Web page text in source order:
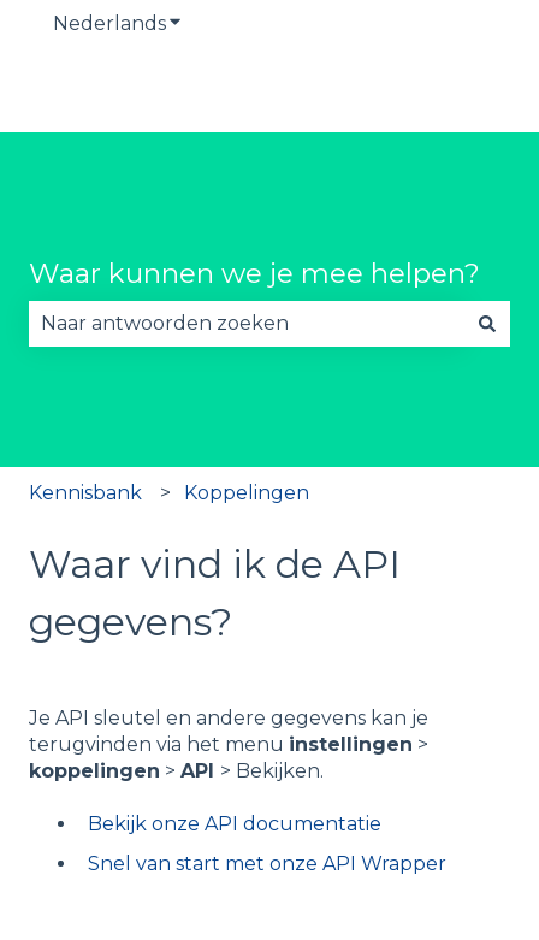
NederlandsSubmenu tonen voor vertalingen
Waar kunnen we je mee helpen?
Kennisbank Koppelingen
Waar vind ik de API
gegevens?
Je API sleutel en andere gegevens kan je
terugvinden via het menu instellingen >
koppelingen > API > Bekijken.
Bekijk onze API documentatie
Snel van start met onze API Wrapper